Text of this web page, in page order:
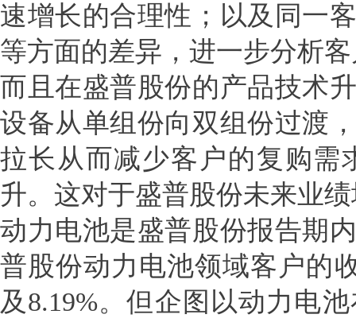
速增长的合理性；以及同一
等方面的差异，进一步分析
而且在盛普股份的产品技术
设备从单组份向双组份过渡
拉长从而减少客户的复购需
升。这对于盛普股份未来业
动力电池是盛普股份报告期
普股份动力电池领域客户的
及8.19%。但企图以动力电